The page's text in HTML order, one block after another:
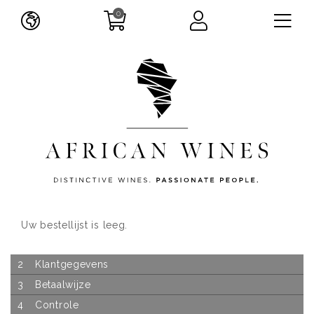
0
Uw bestellijst is leeg.
2
Klantgegevens
3
Betaalwijze
4
Controle